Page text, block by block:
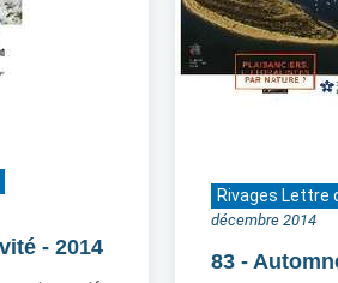
- 2014
Rivages Lettre
décembre 2014
83 -